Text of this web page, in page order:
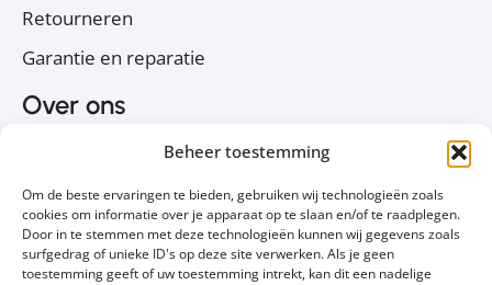
Beheer toestemming
Om de beste ervaringen te bieden, gebruiken wij technologieën zoals
cookies om informatie over je apparaat op te slaan en/of te raadplegen.
Door in te stemmen met deze technologieën kunnen wij gegevens zoals
surfgedrag of unieke ID's op deze site verwerken. Als je geen
toestemming geeft of uw toestemming intrekt, kan dit een nadelige
Retourneren
Garantie en reparatie
Over ons
Cookiebeleid
Contact